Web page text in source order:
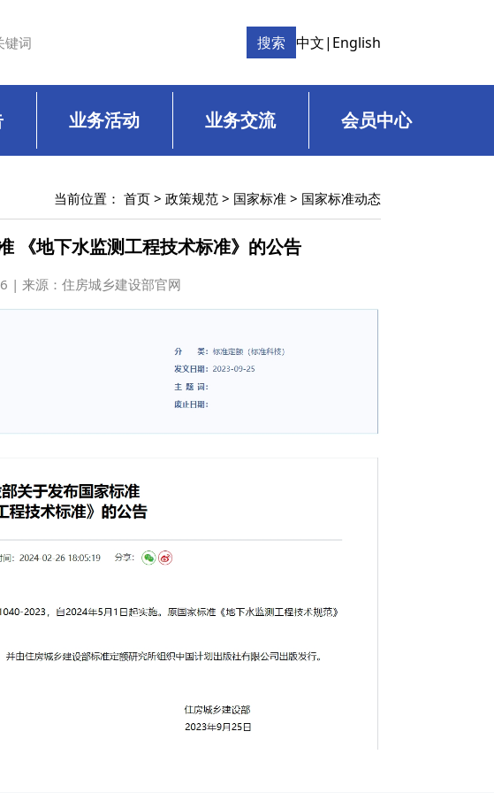
搜索 中文| English
业务活动 业务交流 会员中心
当前位置： 首页 > 政策规范 > 国家标准 > 国家标准动态
《地下水监测工程技术标准》的公告
| 来源：住房城乡建设部官网